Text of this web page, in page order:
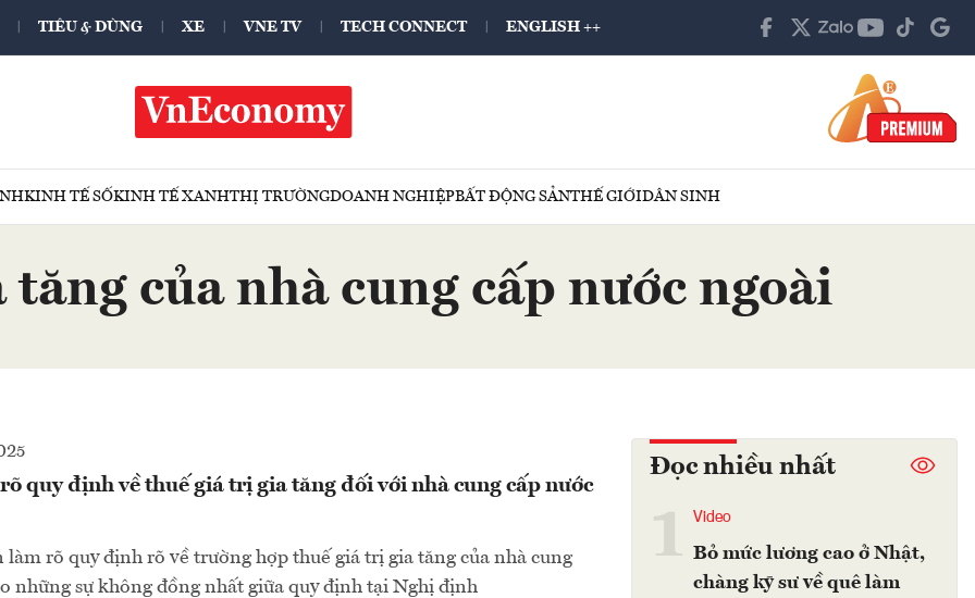
TIÊU & DÙNG XE VNE TV TECH CONNECT ENGLISH ++
KINH TẾ SỐKINH TẾ XANHTHỊ TRƯỜNGDOANH NGHIỆPBẤT ĐỘNG SẢNTHẾ GIỚIDÂN SINH
của nhà cung cấp nước ngoài
quy định về thuế giá trị gia tăng đối với nhà cung cấp nước
làm rõ quy định rõ về trường hợp thuế giá trị gia tăng của nhà cung
những sự không đồng nhất giữa quy định tại Nghị định
Đọc nhiều nhất
Video
Bỏ mức lương cao ở Nhật,
chàng kỹ sư về quê làm